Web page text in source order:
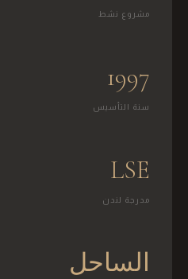
مشروع نشط
1997
سنة التأسيس
LSE
مدرجة لندن
الساحل